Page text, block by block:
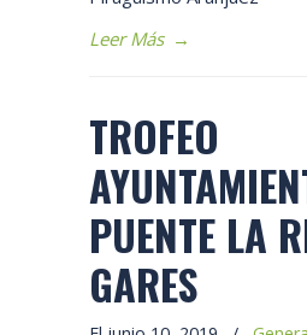
Leer Más →
TROFEO
PUENTE LA
GARES